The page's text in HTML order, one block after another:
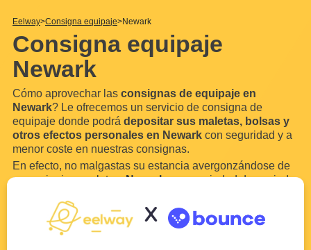
Eelway Consigna equipaje Newark
Consigna equipaje
Newark
Cómo aprovechar las consignas de equipaje en
Newark? Le ofrecemos un servicio de consigna de
equipaje donde podrá depositar sus maletas, bolsas y
otros efectos personales en Newark con seguridad y a
menor coste en nuestras consignas.
En efecto, no malgastas su estancia avergonzándose de
su equipaje y maletas.Newarkes una ciudad demasiado
equipaje a profesionales del turismo. Libere su equipaje
disfrutar de su visita a Newark ....Leer más
X